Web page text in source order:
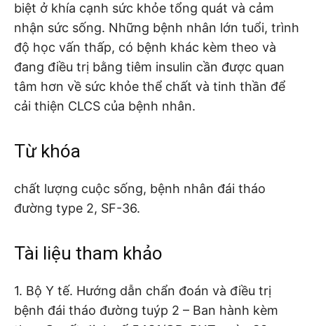
biệt ở khía cạnh sức khỏe tổng quát và cảm
nhận sức sống. Những bệnh nhân lớn tuổi, trình
độ học vấn thấp, có bệnh khác kèm theo và
đang điều trị bằng tiêm insulin cần được quan
tâm hơn về sức khỏe thể chất và tinh thần để
cải thiện CLCS của bệnh nhân.
Từ khóa
chất lượng cuộc sống, bệnh nhân đái tháo
đường type 2, SF-36.
Tài liệu tham khảo
1. Bộ Y tế. Hướng dẫn chẩn đoán và điều trị
bệnh đái tháo đường tuýp 2 – Ban hành kèm